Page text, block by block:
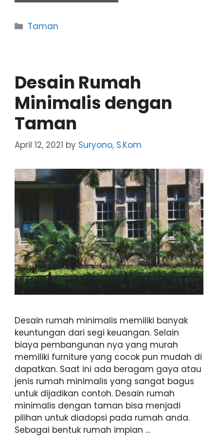
Categories
Taman
Desain Rumah
Minimalis dengan
Taman
April 12, 2021 by Suryono, S.Kom
Desain rumah minimalis memiliki banyak
keuntungan dari segi keuangan. Selain
biaya pembangunan nya yang murah
memiliki furniture yang cocok pun mudah di
dapatkan. Saat ini ada beragam gaya atau
jenis rumah minimalis yang sangat bagus
untuk dijadikan contoh. Desain rumah
minimalis dengan taman bisa menjadi
pilihan untuk diadopsi pada rumah anda.
Sebagai bentuk rumah impian …